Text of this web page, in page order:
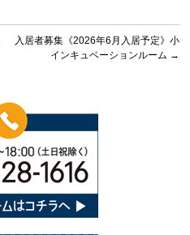
入居者募集《2026年6月入居予定》小
インキュベーションルーム →